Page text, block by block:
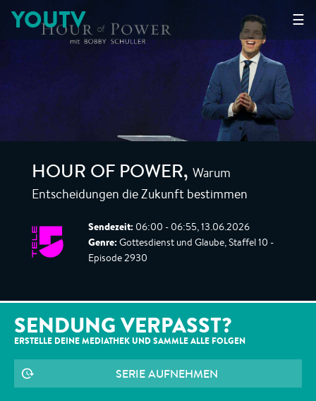
☰
YOUTV
HOUR OF POWER, Warum
Entscheidungen die Zukunft bestimmen
Sendezeit: 06:00 - 06:55, 13.06.2026
Genre: Gottesdienst und Glaube, Staffel 10 -
Episode 2930
SENDUNG VERPASST?
ERSTELLE DEINE MEDIATHEK UND SAMMLE ALLE FOLGEN
SERIE AUFNEHMEN